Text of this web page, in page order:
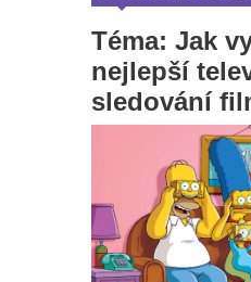
Téma: Jak
nejlepší
sledování